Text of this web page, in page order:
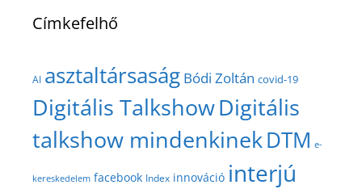
Címkefelhő
AI asztaltársaság Bódi Zoltán covid-19
Digitális TalkshowDigitális
talkshow mindenkinekDTM e-
kereskedelem facebook Index innováció interjú